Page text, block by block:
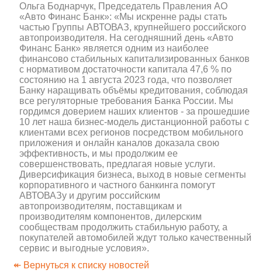
Ольга Боднарчук, Председатель Правления АО
«Авто Финанс Банк»: «Мы искренне рады стать
частью Группы АВТОВАЗ, крупнейшего российского
автопроизводителя. На сегодняшний день «Авто
Финанс Банк» является одним из наиболее
финансово стабильных капитализированных банков
с нормативом достаточности капитала 47,6 % по
состоянию на 1 августа 2023 года, что позволяет
Банку наращивать объёмы кредитования, соблюдая
все регуляторные требования Банка России. Мы
гордимся доверием наших клиентов - за прошедшие
10 лет наша бизнес-модель дистанционной работы с
клиентами всех регионов посредством мобильного
приложения и онлайн каналов доказала свою
эффективность, и мы продолжим ее
совершенствовать, предлагая новые услуги.
Диверсификация бизнеса, выход в новые сегменты
корпоративного и частного банкинга помогут
АВТОВАЗу и другим российским
автопроизводителям, поставщикам и
производителям компонентов, дилерским
сообществам продолжить стабильную работу, а
покупателей автомобилей ждут только качественный
сервис и выгодные условия».
↞ Вернуться к списку новостей